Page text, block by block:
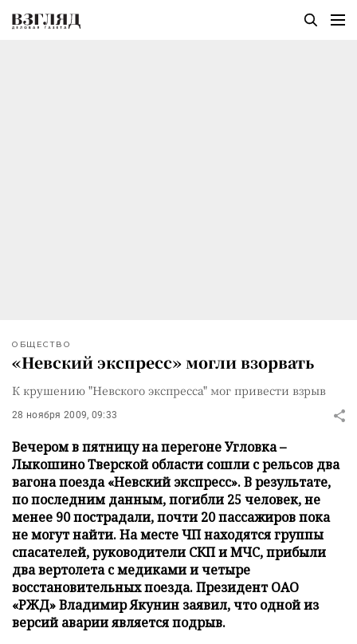
ОБЩЕСТВО
«Невский экспресс» могли взорвать
К крушению "Невского экспресса" мог привести взрыв
28 ноября 2009, 09:33
Вечером в пятницу на перегоне Угловка –
Лыкошино Тверской области сошли с рельсов два
вагона поезда «Невский экспресс». В результате,
по последним данным, погибли 25 человек, не
менее 90 пострадали, почти 20 пассажиров пока
не могут найти. На месте ЧП находятся группы
спасателей, руководители СКП и МЧС, прибыли
два вертолета с медиками и четыре
восстановительных поезда. Президент ОАО
«РЖД» Владимир Якунин заявил, что одной из
версий аварии является подрыв.